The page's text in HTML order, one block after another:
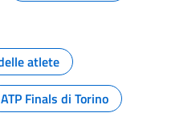
atlete
ATP Finals di Torino